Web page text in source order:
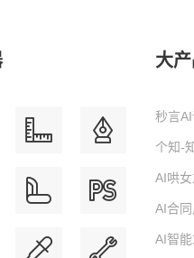
大
秒言
个知-
AI哄
AI智